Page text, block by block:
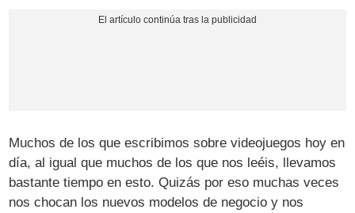
Muchos de los que escribimos sobre videojuegos hoy en
día, al igual que muchos de los que nos leéis, llevamos
bastante tiempo en esto. Quizás por eso muchas veces
nos chocan los nuevos modelos de negocio y nos